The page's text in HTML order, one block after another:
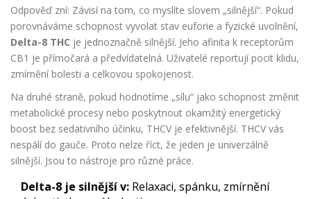
Odpověď zní: Závisí na tom, co myslíte slovem „silnější“. Pokud
porovnáváme schopnost vyvolat stav euforie a fyzické uvolnění,
Delta-8 THC je jednoznačně silnější. Jeho afinita k receptorům
CB1 je přímočará a předvídatelná. Uživatelé reportují pocit klidu,
zmírnění bolesti a celkovou spokojenost.
Na druhé straně, pokud hodnotíme „sílu“ jako schopnost změnit
metabolické procesy nebo poskytnout okamžitý energetický
boost bez sedativního účinku, THCV je efektivnější. THCV vás
nespálí do gauče. Proto nelze říct, že jeden je univerzálně
silnější. Jsou to nástroje pro různé práce.
Delta-8 je silnější v: Relaxaci, spánku, zmírnění